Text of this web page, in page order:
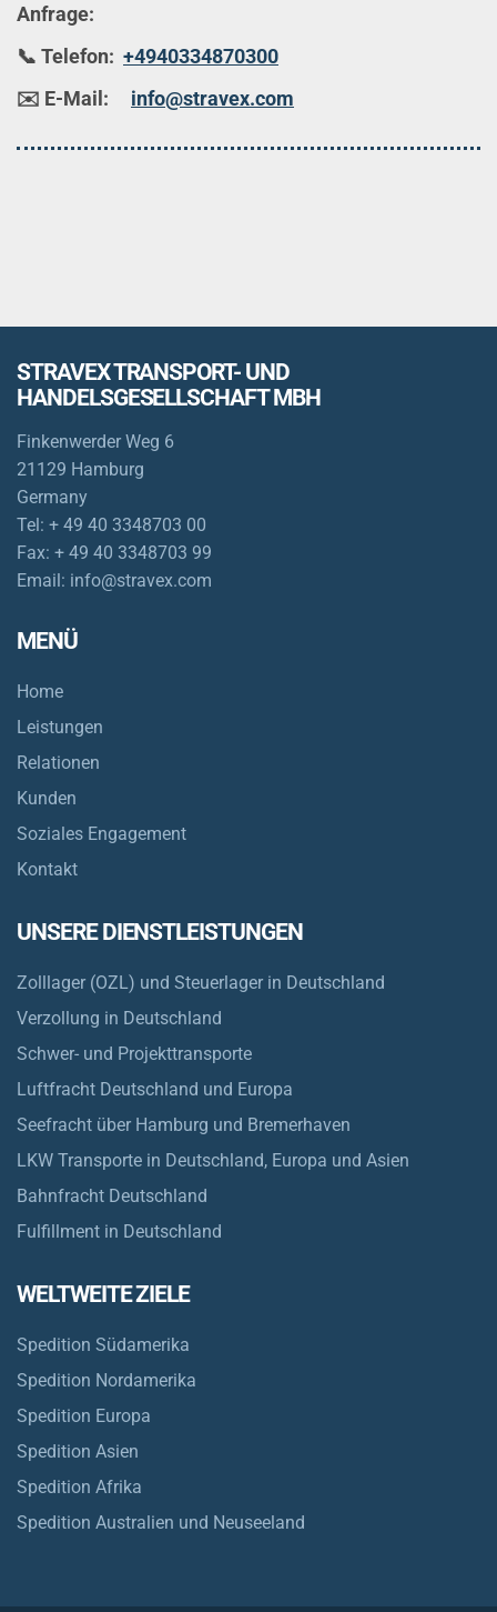
Anfrage:
📞 Telefon: +4940334870300
✉️ E-Mail:
info@stravex.com
STRAVEX TRANSPORT- UND
HANDELSGESELLSCHAFT MBH
Finkenwerder Weg 6
21129 Hamburg
Germany
Tel: + 49 40 3348703 00
Fax: + 49 40 3348703 99
Email: info@stravex.com
MENÜ
Home
Leistungen
Relationen
Kunden
Soziales Engagement
Kontakt
UNSERE DIENSTLEISTUNGEN
Zolllager (OZL) und Steuerlager in Deutschland
Verzollung in Deutschland
Schwer- und Projekttransporte
Luftfracht Deutschland und Europa
Seefracht über Hamburg und Bremerhaven
LKW Transporte in Deutschland, Europa und Asien
Bahnfracht Deutschland
Fulfillment in Deutschland
WELTWEITE ZIELE
Spedition Südamerika
Spedition Nordamerika
Spedition Europa
Spedition Asien
Spedition Afrika
Spedition Australien und Neuseeland